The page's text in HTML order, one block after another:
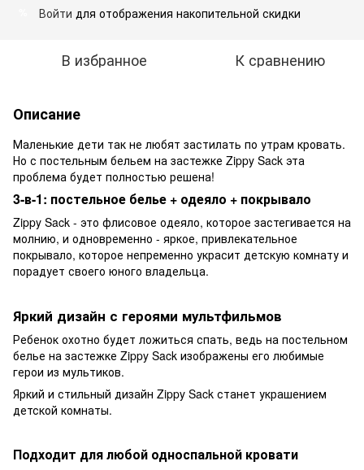
Войти для отображения накопительной скидки
В избранное К сравнению
Описание
Маленькие дети так не любят застилать по утрам кровать.
Но с постельным бельем на застежке Zippy Sack эта
проблема будет полностью решена!
3-в-1: постельное белье + одеяло + покрывало
Zippy Sack - это флисовое одеяло, которое застегивается на
молнию, и одновременно - яркое, привлекательное
покрывало, которое непременно украсит детскую комнату и
порадует своего юного владельца.
Яркий дизайн с героями мультфильмов
Ребенок охотно будет ложиться спать, ведь на постельном
белье на застежке Zippy Sack изображены его любимые
герои из мультиков.
Яркий и стильный дизайн Zippy Sack станет украшением
детской комнаты.
Подходит для любой односпальной кровати